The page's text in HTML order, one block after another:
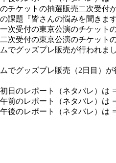
のチケットの抽選販売二次受付
の課題『皆さんの悩みを聞きま
一次受付の東京公演のチケッ
二次受付の東京公演のチケッ
ムでグッズプレ販売が行われま
ムでグッズプレ販売（2日目）
初日のレポート（ネタバレ）
午前のレポート（ネタバレ）
午後のレポート（ネタバレ）